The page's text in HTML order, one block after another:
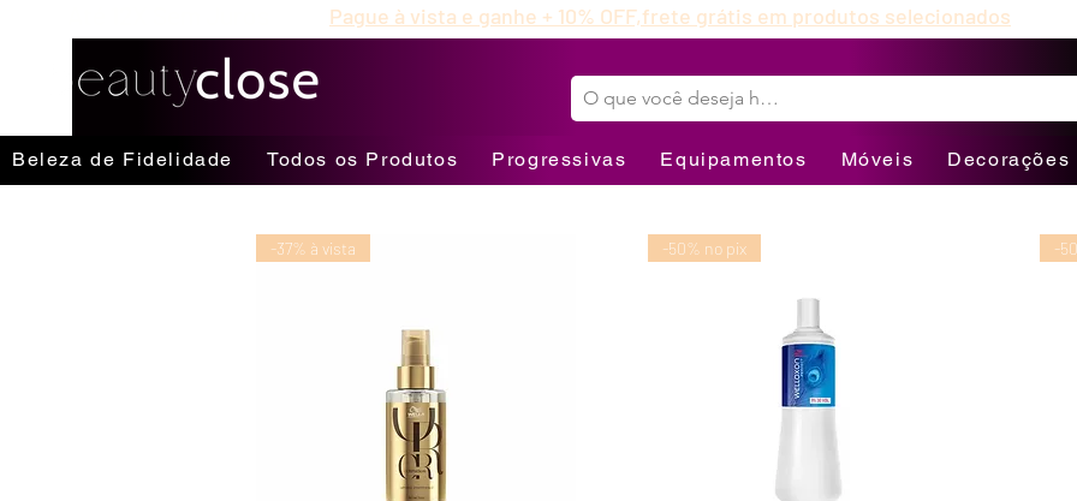
Pague à vista e ganhe + 10% OFF,
Beleza de Fidelidade Todos os Produtos Progressivas Equipamentos Móveis Decorações
frete grátis em produtos selecionados
-37% à vista -50% no pix -